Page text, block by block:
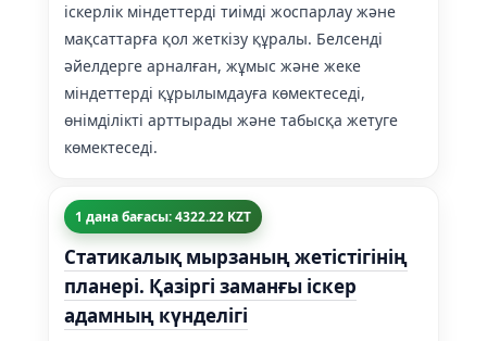
іскерлік міндеттерді тиімді жоспарлау және
мақсаттарға қол жеткізу құралы. Белсенді
әйелдерге арналған, жұмыс және жеке
міндеттерді құрылымдауға көмектеседі,
өнімділікті арттырады және табысқа жетуге
көмектеседі.
1 дана бағасы: 4322.22 KZT
Статикалық мырзаның жетістігінің
планері. Қазіргі заманғы іскер
адамның күнделігі